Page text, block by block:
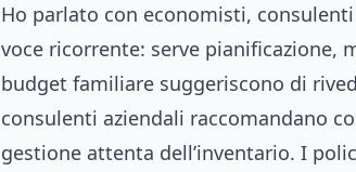
Ho parlato con economisti,
voce ricorrente: serve pianificazione,
budget familiare suggeriscono di
consulenti aziendali raccomandano
gestione attenta dell’inventario. I